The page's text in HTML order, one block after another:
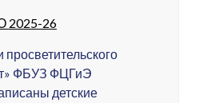
2025-26
ФБУЗ ФЦГиЭ
детские